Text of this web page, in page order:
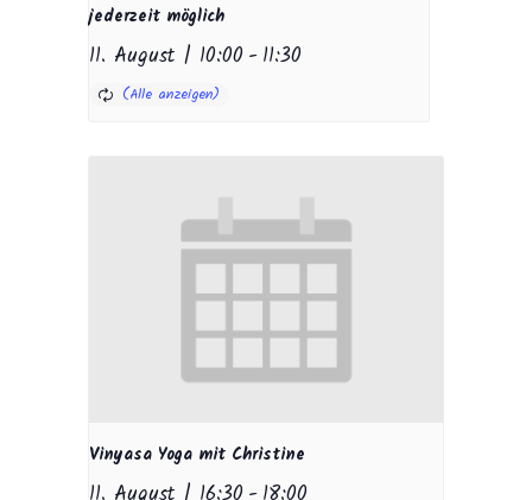
jederzeit möglich
11. August | 10:00 -11:30
Vinyasa Yoga mit Christine